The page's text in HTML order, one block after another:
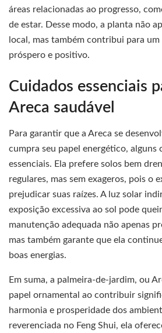
áreas relacionadas ao progresso,
de estar. Desse modo, a planta não
local, mas também contribui para
próspero e positivo.
Cuidados essenciais
Areca saudável
Para garantir que a Areca se
cumpra seu papel energético, alguns
essenciais. Ela prefere solos bem
regulares, mas sem exageros, pois o
prejudicar suas raízes. A luz solar
exposição excessiva ao sol pode
manutenção adequada não apenas
mas também garante que ela
boas energias.
Em suma, a palmeira-de-jardim, ou
papel ornamental ao contribuir
harmonia e prosperidade dos
reverenciada no Feng Shui, ela